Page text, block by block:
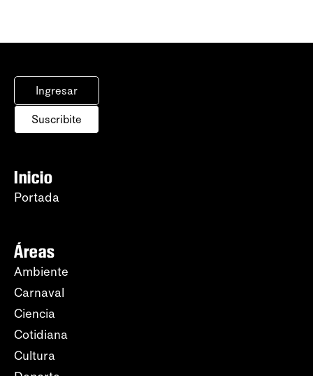
Ingresar
Suscribite
Inicio
Portada
Áreas
Ambiente
Carnaval
Ciencia
Cotidiana
Cultura